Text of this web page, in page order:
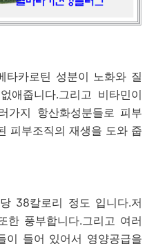
타카로틴 성분이 노화와 질
애줍니다.그리고 비타민이
가지 항산화성분들로 피부
피부조직의 재생을 도와 줍
38칼로리 정도 입니다.저
한 풍부합니다.그리고 여러
이 들어 있어서 영양공급을